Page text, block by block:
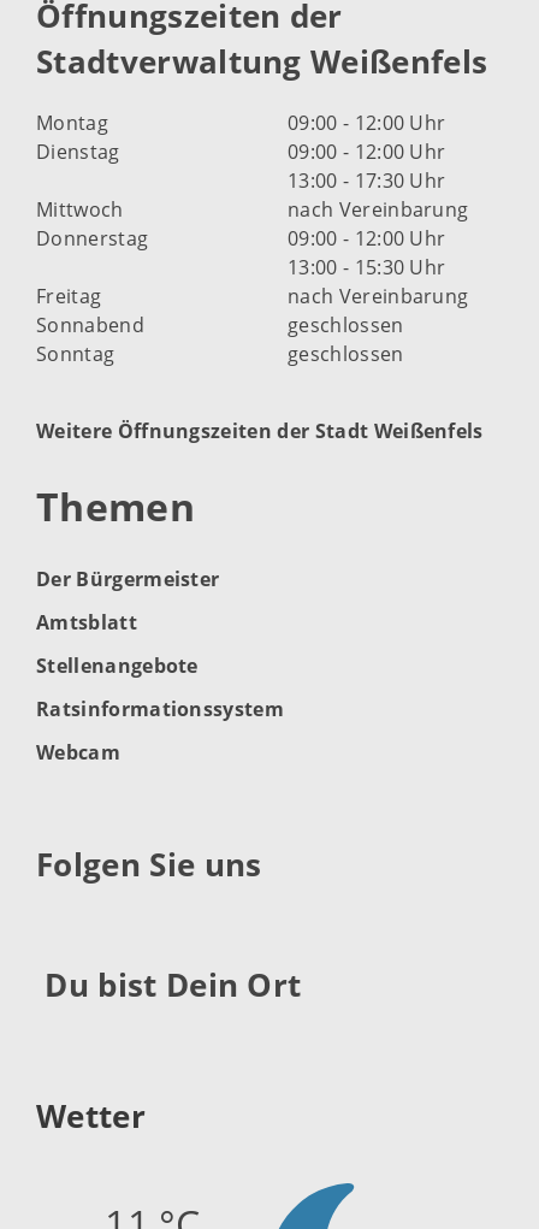
Öffnungszeiten der
Stadtverwaltung Weißenfels
Montag
09:00 - 12:00 Uhr
Dienstag
09:00 - 12:00 Uhr
13:00 - 17:30 Uhr
Mittwoch
nach Vereinbarung
Donnerstag
09:00 - 12:00 Uhr
13:00 - 15:30 Uhr
Freitag
nach Vereinbarung
Sonnabend
geschlossen
Sonntag
geschlossen
Weitere Öffnungszeiten der Stadt Weißenfels
Themen
Der Bürgermeister
Amtsblatt
Stellenangebote
Ratsinformationssystem
Webcam
Folgen Sie uns
Du bist Dein Ort
Wetter